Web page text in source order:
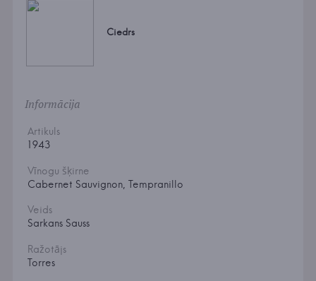
Ciedrs
Informācija
Artikuls
1943
Vīnogu šķirne
Cabernet Sauvignon, Tempranillo
Veids
Sarkans Sauss
Ražotājs
Torres